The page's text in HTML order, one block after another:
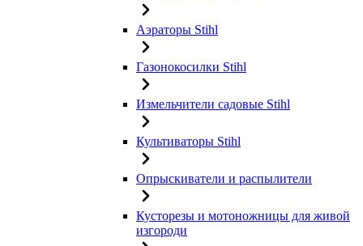
Аэраторы Stihl
Газонокосилки Stihl
Измельчители садовые Stihl
Культиваторы Stihl
Опрыскиватели и распылители
Кусторезы и мотоножницы для живой
изгороди